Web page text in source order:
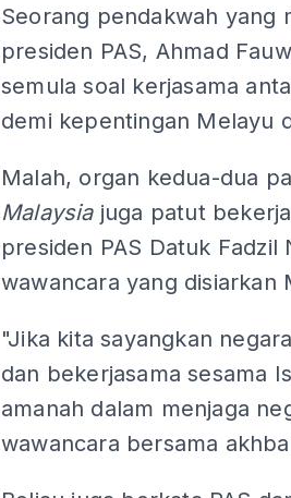
Seorang pendakwah yang
presiden PAS, Ahmad
semula soal kerjasama
demi kepentingan Melayu
Malah, organ kedua-dua
Malaysia juga patut
presiden PAS Datuk
wawancara yang disiarkan
"Jika kita sayangkan
dan bekerjasama sesama
amanah dalam menjaga
wawancara bersama